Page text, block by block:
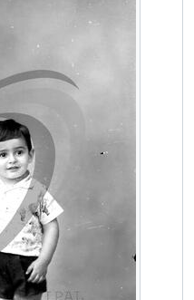
com vestuário regional
gado suíno
padre
padre
com vestuário de fantasia
com vestuário de fantasia
padre
com vestuário regional
Augusto Tavares de Sousa
Luiz Bernardo de Almeida
mulher
homem a cavalo
esposa do Comendador Luiz Bernardo de Almeida, na Quinta Progresso